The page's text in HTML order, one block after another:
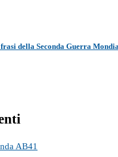
della Seconda Guerra
AB41